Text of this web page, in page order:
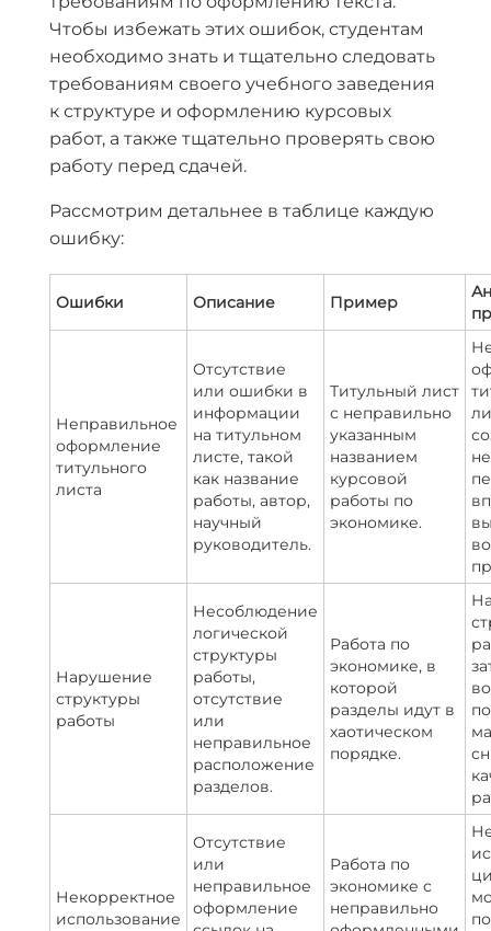
Чтобы избежать этих ошибок, студентам
необходимо знать и тщательно следовать
требованиям своего учебного заведения
к структуре и оформлению курсовых
работ, а также тщательно проверять свою
работу перед сдачей.
Рассмотрим детальнее в таблице каждую
ошибку:
Ошибки Описание Пример
Неправильное
оформление
титульного
листа
Отсутствие
или ошибки в
информации
на титульном
листе, такой
как название
работы, автор,
научный
руководитель.
Титульный лист
с неправильно
указанным
названием
курсовой
работы по
экономике.
Нарушение
структуры
работы
Несоблюдение
логической
структуры
работы,
отсутствие
или
неправильное
расположение
разделов.
Работа по
экономике, в
которой
разделы идут в
хаотическом
порядке.
Некорректное
использование
Отсутствие
или
неправильное
оформление
Работа по
экономике с
неправильно